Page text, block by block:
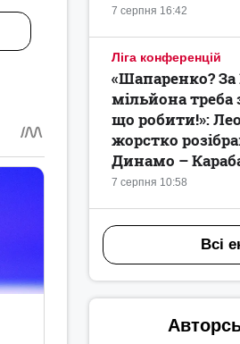
7 серпня 16:42
Ліга конференцій
7 серпня 10:58
«Шапаренко? За
мільйона треба
що робити!»:
жорстко
Динамо –
Всі